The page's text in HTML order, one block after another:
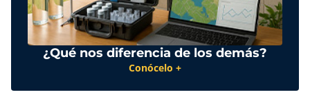
¿Qué nos diferencia de los demás?
Conócelo +